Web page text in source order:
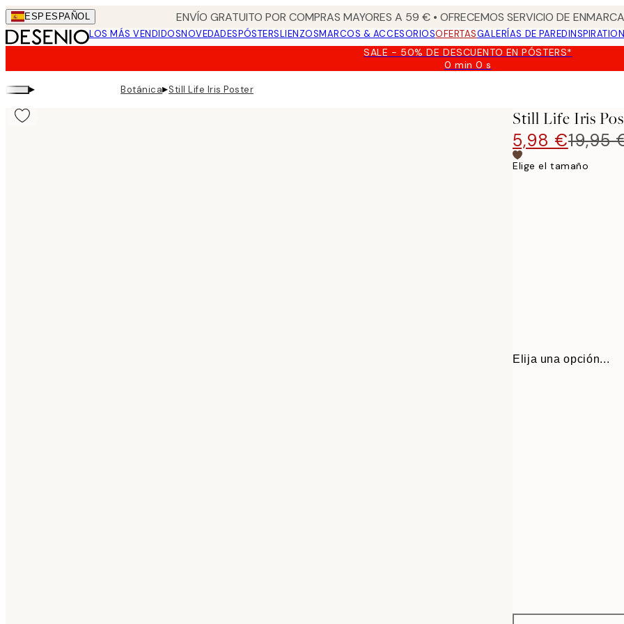
Skip
to
main
ESP ESPAÑOL ENVÍO GRATUITO POR COMPRAS MAYORES A 59 € • OFRECEMOS SERVICIO DE
LOS MÁS VENDIDOSNOVEDADESPÓSTERSLIENZOSMARCOS & ACCESORIOSOFERTASGALERÍAS DE PARED
SALE - 50% DE DESCUENTO EN PÓSTERS*
0 min0 s
Válido
▸ Botánica▸Still Life Iris Poster
Still Life Iris
5,98 €19,95
Elige el tamaño
Elija una opción...